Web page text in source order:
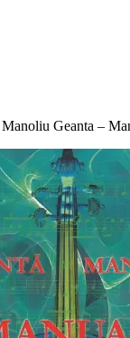
Manoliu Geanta –